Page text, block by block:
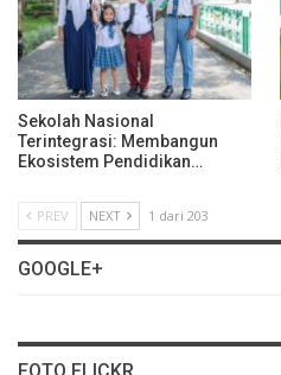
Sekolah Nasional
Terintegrasi: Membangun
Ekosistem Pendidikan…
PREV NEXT 1 dari 203
GOOGLE+